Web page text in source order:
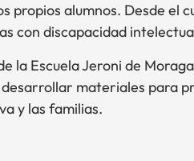
alumnos. Desde el
con discapacidad
la Escuela Jeroni de
materiales para
y las familias.